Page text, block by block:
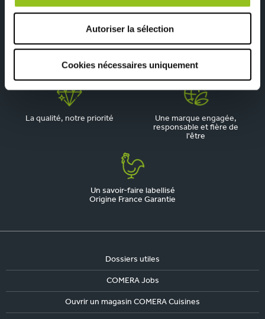
Autoriser la sélection
Cookies nécessaires uniquement
cuisine aménagée
respecte votre budget
La qualité, notre priorité
Une marque engagée,
responsable et fière de
l'être
Un savoir-faire labellisé
Origine France Garantie
Dossiers utiles
COMERA Jobs
Ouvrir un magasin COMERA Cuisines